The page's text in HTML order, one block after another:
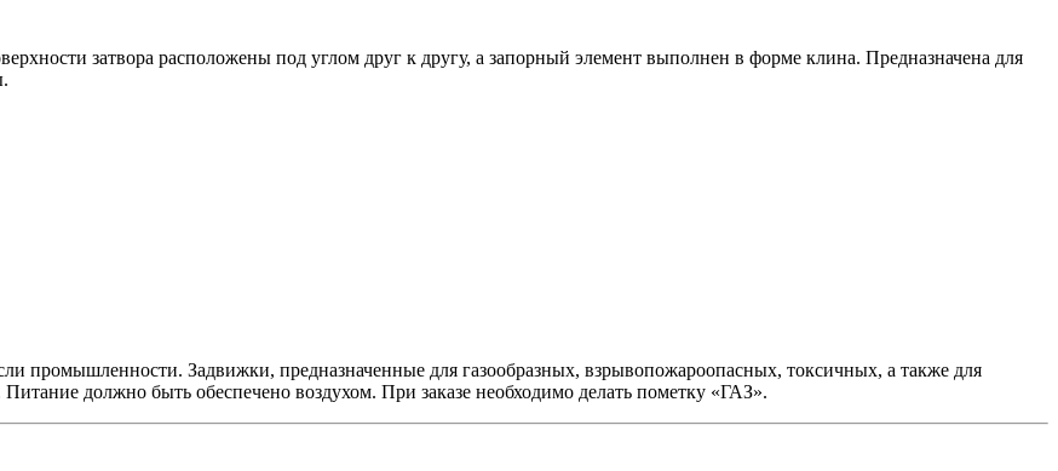
затвора расположены под углом друг к другу, а запорный элемент выполнен в форме клина. Предназначена для
промышленности. Задвижки, предназначенные для газообразных, взрывопожароопасных, токсичных, а также для
должно быть обеспечено воздухом. При заказе необходимо делать пометку «ГАЗ».